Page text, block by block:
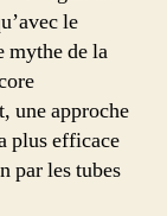
le
mythe de la
une approche
plus efficace
par les tubes